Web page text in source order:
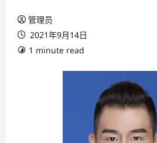
管理员
2021年9月14日
1 minute read